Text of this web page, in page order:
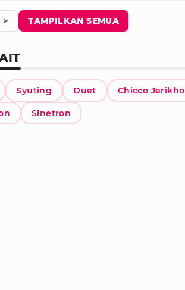
> TAMPILKAN SEMUA
Syuting Duet Chicco Jerikho
Sinetron